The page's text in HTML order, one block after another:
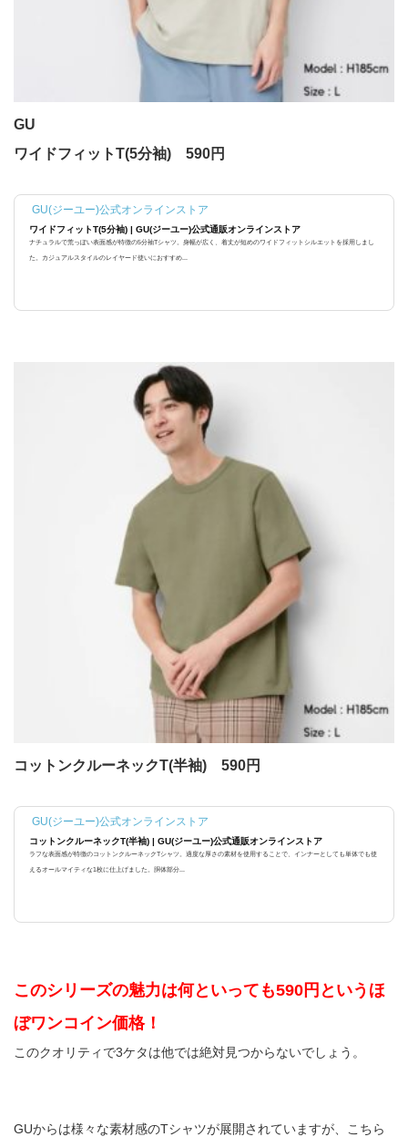
GU
ワイドフィットT(5分袖) 590円
GU(ジーユー)公式オンラインストア
ワイドフィットT(5分袖) | GU(ジーユー)公式通販オンラインストア
ナチュラルで荒っぽい表面感が特徴の5分袖Tシャツ。身幅が広く、着丈が短めのワイドフィットシルエットを採用しまし
た。カジュアルスタイルのレイヤード使いにおすすめ...
コットンクルーネックT(半袖) 590円
GU(ジーユー)公式オンラインストア
コットンクルーネックT(半袖) | GU(ジーユー)公式通販オンラインストア
ラフな表面感が特徴のコットンクルーネックTシャツ。適度な厚さの素材を使用することで、インナーとしても単体でも使
えるオールマイティな1枚に仕上げました。胴体部分...
このシリーズの魅力は何といっても590円というほ
ぼワンコイン価格！
このクオリティで3ケタは他では絶対見つからないでしょう。
GUからは様々な素材感のTシャツが展開されていますが、こちら